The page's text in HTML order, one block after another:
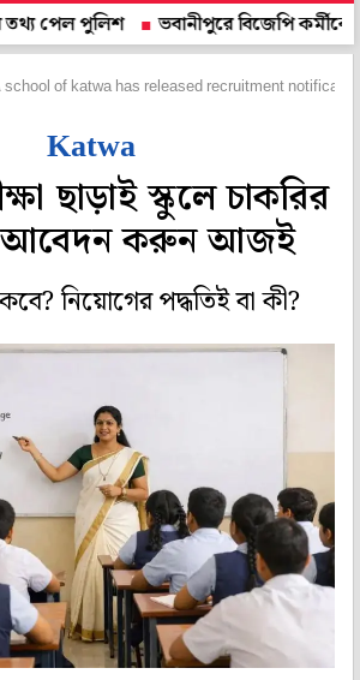
পুলিশ
ভবানীপুরে বিজেপি কর্মীকে মারধর,
school of katwa has released recruitment
Katwa
ছাড়াই স্কুলে চাকরির
করুন আজই
নিয়োগের পদ্ধতিই বা কী?